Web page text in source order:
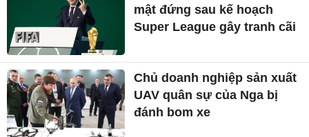
mật đứng sau kế hoạch
Super League gây tranh cãi
Chủ doanh nghiệp sản xuất
UAV quân sự của Nga bị
đánh bom xe